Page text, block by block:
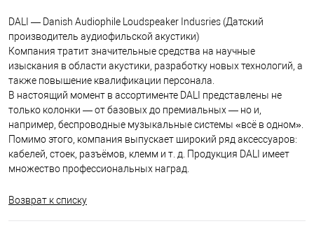
DALI — Danish Audiophile Loudspeaker Indusries (Датский
производитель аудиофильской акустики)
Компания тратит значительные средства на научные
изыскания в области акустики, разработку новых технологий, а
также повышение квалификации персонала.
В настоящий момент в ассортименте DALI представлены не
только колонки — от базовых до премиальных — но и,
например, беспроводные музыкальные системы «всё в одном».
Помимо этого, компания выпускает широкий ряд аксессуаров:
кабелей, стоек, разъёмов, клемм и т. д. Продукция DALI имеет
множество профессиональных наград.
Возврат к списку